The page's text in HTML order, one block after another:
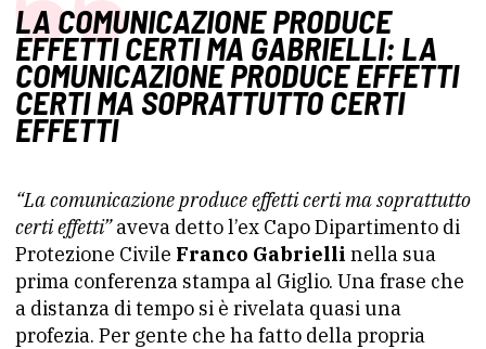
LA COMUNICAZIONE PRODUCE
EFFETTI CERTI MA GABRIELLI: LA
COMUNICAZIONE PRODUCE EFFETTI
CERTI MA SOPRATTUTTO CERTI
EFFETTI
“La comunicazione produce effetti certi ma soprattutto
certi effetti”aveva detto l’ex Capo Dipartimento di
Protezione Civile Franco Gabrielli nella sua
prima conferenza stampa al Giglio. Una frase che
a distanza di tempo si è rivelata quasi una
profezia. Per gente che ha fatto della propria